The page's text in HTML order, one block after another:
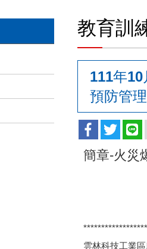
教育訓
111年
預防管
簡章-火災
雲林科技工業